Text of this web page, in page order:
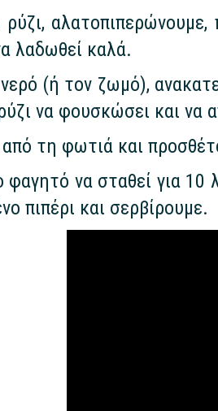
ρύζι,
λαδωθεί καλά.
(ή τον ζωμό),
να φουσκώσει και να
τη φωτιά και
να σταθεί για 10
πιπέρι και σερβίρουμε.